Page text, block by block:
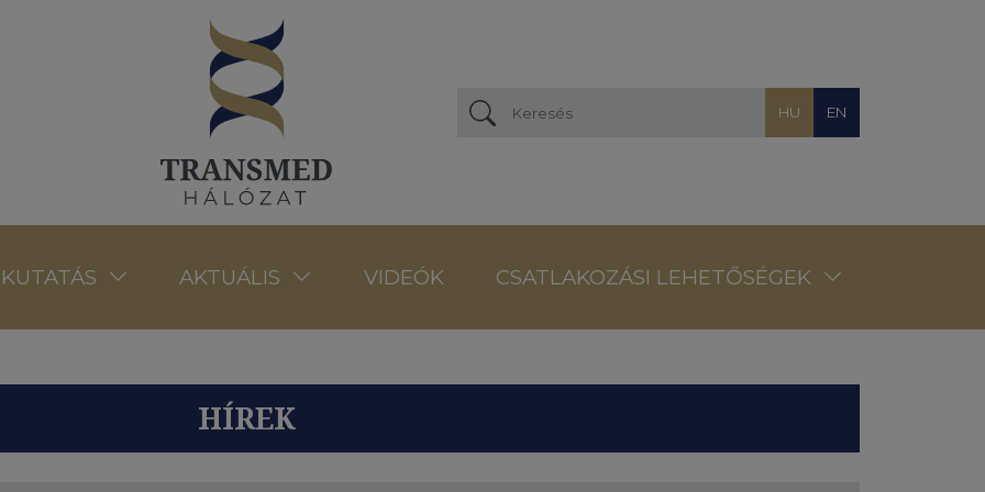
HU EN
KUTATÁS AKTUÁLIS VIDEÓK CSATLAKOZÁSI LEHETŐSÉGEK
HÍREK